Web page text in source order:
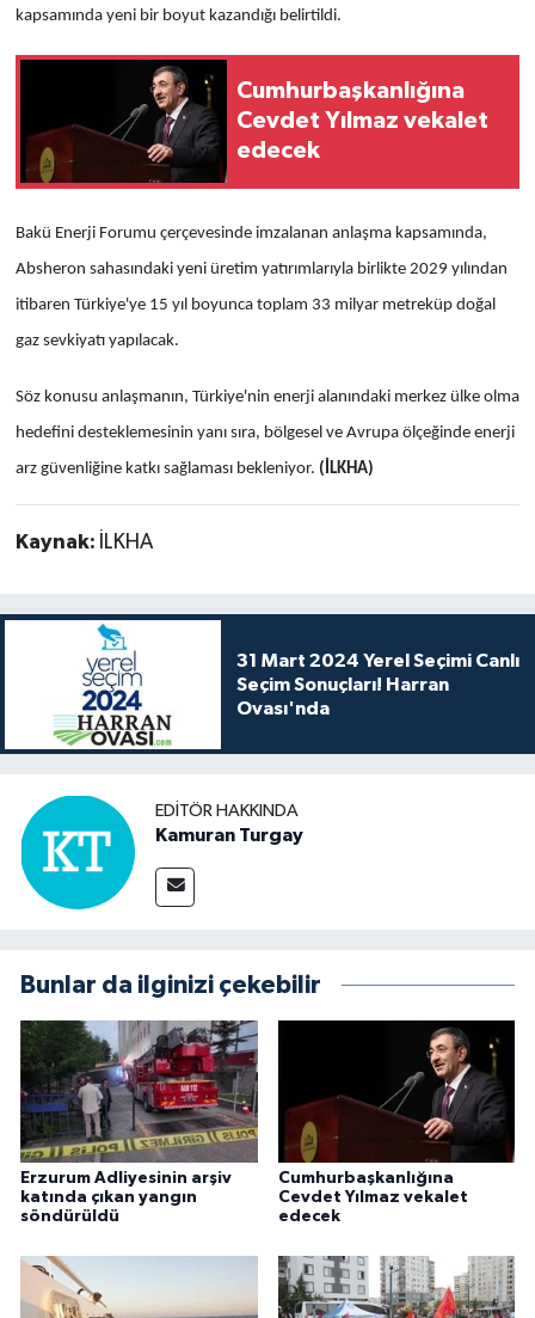
kapsamında yeni bir boyut kazandığı belirtildi.
Cumhurbaşkanlığına
Cevdet Yılmaz vekalet
edecek
Bakü Enerji Forumu çerçevesinde imzalanan anlaşma kapsamında,
Absheron sahasındaki yeni üretim yatırımlarıyla birlikte 2029 yılından
itibaren Türkiye'ye 15 yıl boyunca toplam 33 milyar metreküp doğal
gaz sevkiyatı yapılacak.
Söz konusu anlaşmanın, Türkiye'nin enerji alanındaki merkez ülke olma
hedefini desteklemesinin yanı sıra, bölgesel ve Avrupa ölçeğinde enerji
arz güvenliğine katkı sağlaması bekleniyor. (İLKHA)
Kaynak: İLKHA
31 Mart 2024 Yerel Seçimi Canlı
Seçim Sonuçları! Harran
Ovası'nda
EDITÖR HAKKINDA
Kamuran Turgay
Bunlar da ilginizi çekebilir
Erzurum Adliyesinin arşiv
katında çıkan yangın
söndürüldü
Cumhurbaşkanlığına
Cevdet Yılmaz vekalet
edecek